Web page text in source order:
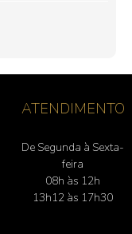
ATENDIMENTO
De Segunda à Sexta-
feira
08h às 12h
13h12 às 17h30